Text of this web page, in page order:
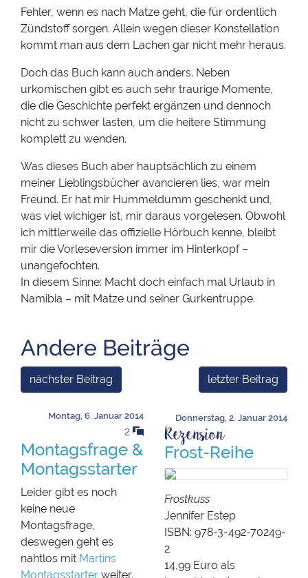
Fehler, wenn es nach Matze geht, die für ordentlich
Zündstoff sorgen. Allein wegen dieser Konstellation
kommt man aus dem Lachen gar nicht mehr heraus.
Doch das Buch kann auch anders. Neben
urkomischen gibt es auch sehr traurige Momente,
die die Geschichte perfekt ergänzen und dennoch
nicht zu schwer lasten, um die heitere Stimmung
komplett zu wenden.
Was dieses Buch aber hauptsächlich zu einem
meiner Lieblingsbücher avancieren lies, war mein
Freund. Er hat mir Hummeldumm geschenkt und,
was viel wichiger ist, mir daraus vorgelesen. Obwohl
ich mittlerweile das offizielle Hörbuch kenne, bleibt
mir die Vorleseversion immer im Hinterkopf –
unangefochten.
In diesem Sinne: Macht doch einfach mal Urlaub in
Namibia – mit Matze und seiner Gurkentruppe.
Andere Beiträge
nächster Beitrag
Montag, 6. Januar 2014
2
Montagsfrage &
Montagsstarter
Leider gibt es noch
keine neue
Montagsfrage,
deswegen geht es
nahtlos mit Martins
Montagsstarter weiter.
letzter Beitrag
Donnerstag, 2. Januar 2014
Rezension
Frost-Reihe
Frostkuss
Jennifer Estep
ISBN: 978-3-492-70249-
2
14,99 Euro als